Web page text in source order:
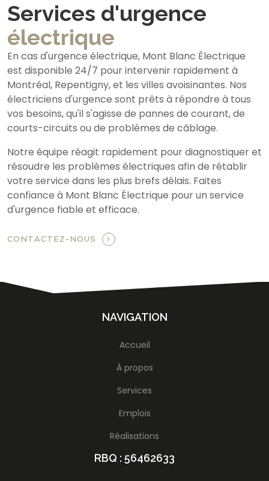
Services d'urgence
électrique
En cas d'urgence électrique, Mont Blanc Électrique
est disponible 24/7 pour intervenir rapidement à
Montréal, Repentigny, et les villes avoisinantes. Nos
électriciens d'urgence sont prêts à répondre à tous
vos besoins, qu'il s'agisse de pannes de courant, de
courts-circuits ou de problèmes de câblage.
Notre équipe réagit rapidement pour diagnostiquer et
résoudre les problèmes électriques afin de rétablir
votre service dans les plus brefs délais. Faites
confiance à Mont Blanc Électrique pour un service
d'urgence fiable et efficace.
CONTACTEZ-NOUS
NAVIGATION
Accueil
À propos
Services
Emplois
Réalisations
RBQ : 56462633